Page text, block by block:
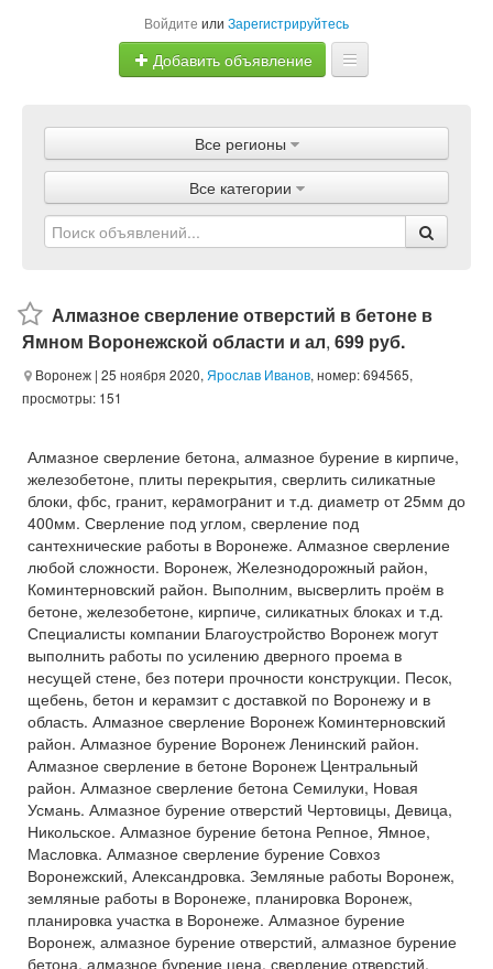
Войдите или Зарегистрируйтесь
Добавить объявление
Объявления
Магазины
Услуги
Все регионы
Все категории
Алмазное сверление отверстий в бетоне в
Ямном Воронежской области и ал, 699 руб.
Воронеж | 25 ноября 2020, Ярослав Иванов, номер: 694565,
просмотры: 151
Алмазное сверление бетона, алмазное бурение в кирпиче,
железобетоне, плиты перекрытия, сверлить силикатные
блоки, фбс, гранит, кеpaмогpaнит и т.д. диаметр от 25мм до
400мм. Сверление под углом, сверление под
сантехнические работы в Воронеже. Алмазное сверление
любой сложности. Воронеж, Железнодорожный район,
Коминтерновский район. Выполним, высверлить проём в
бетоне, железобетоне, кирпиче, силикатных блоках и т.д.
Специалисты компании Благоустройство Воронеж могут
выполнить работы по усилению дверного проема в
несущей стене, без потери прочности конструкции. Песок,
щебень, бетон и керамзит с доставкой по Воронежу и в
область. Алмазное сверление Воронеж Коминтерновский
район. Алмазное бурение Воронеж Ленинский район.
Алмазное сверление в бетоне Воронеж Центральный
район. Алмазное сверление бетона Семилуки, Новая
Усмань. Алмазное бурение отверстий Чертовицы, Девица,
Никольское. Алмазное бурение бетона Репное, Ямное,
Масловка. Алмазное сверление бурение Совхоз
Воронежский, Александровка. Земляные работы Воронеж,
земляные работы в Воронеже, планировка Воронеж,
планировка участка в Воронеже. Алмазное бурение
Воронеж, алмазное бурение отверстий, алмазное бурение
бетона, алмазное бурение цена, сверление отверстий,